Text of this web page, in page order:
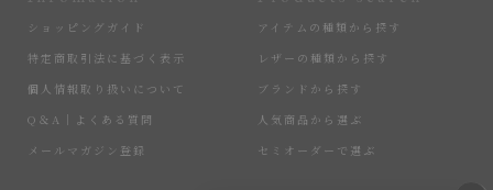
ショッピングガイド
特定商取引法に基づく表示
個人情報取り扱いについて
Q＆A｜よくある質問
メールマガジン登録
アイテムの種類から探す
レザーの種類から探す
ブランドから探す
人気商品から選ぶ
セミオーダーで選ぶ